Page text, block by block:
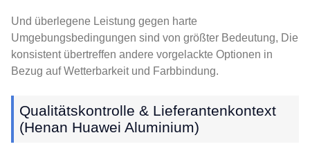
Und überlegene Leistung gegen harte
Umgebungsbedingungen sind von größter Bedeutung, Die
konsistent übertreffen andere vorgelackte Optionen in
Bezug auf Wetterbarkeit und Farbbindung.
Qualitätskontrolle & Lieferantenkontext
(Henan Huawei Aluminium)